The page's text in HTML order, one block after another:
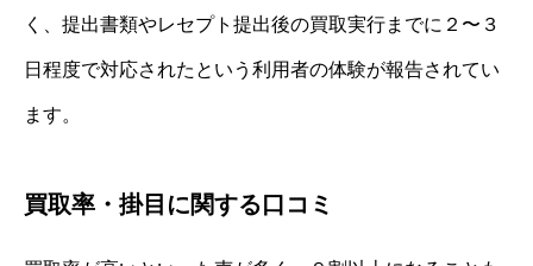
く、提出書類やレセプト提出後の買取実行までに２〜３
日程度で対応されたという利用者の体験が報告されてい
ます。
買取率・掛目に関する口コミ